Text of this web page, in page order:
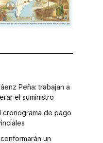
Peña: trabajan a
el suministro
cronograma de pago
un